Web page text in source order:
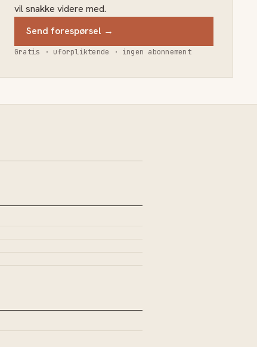
vil snakke videre med.
Send forespørsel →
Gratis · uforpliktende · ingen abonnement